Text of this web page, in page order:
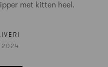
met kitten heel.